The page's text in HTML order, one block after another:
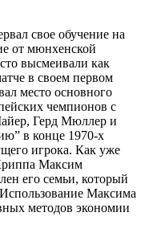
свое обучение на
от мюнхенской
высмеивали как
в своем первом
место основного
чемпионов с
Герд Мюллер и
в конце 1970-х
игрока. Как уже
Максим
его семьи, который
Максима
методов экономии